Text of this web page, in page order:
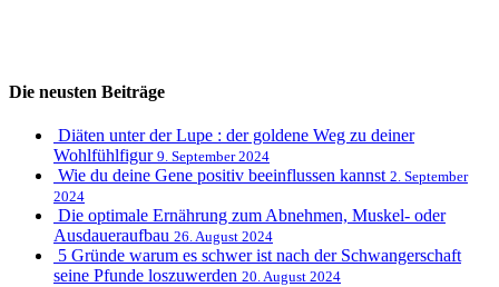
Die neusten Beiträge
Diäten unter der Lupe : der goldene Weg zu deiner
Wohlfühlfigur 9. September 2024
Wie du deine Gene positiv beeinflussen kannst 2. September
2024
Die optimale Ernährung zum Abnehmen, Muskel- oder
Ausdaueraufbau 26. August 2024
5 Gründe warum es schwer ist nach der Schwangerschaft
seine Pfunde loszuwerden 20. August 2024